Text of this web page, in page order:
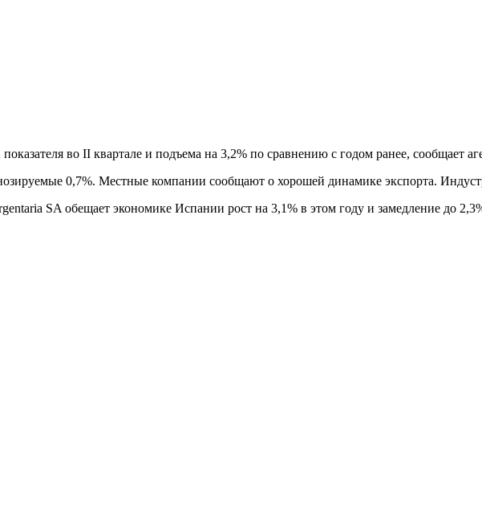
во ІІ квартале и подъема на 3,2% по сравнению с годом ранее, сообщает
0,7%. Местные компании сообщают о хорошей динамике экспорта.
SA обещает экономике Испании рост на 3,1% в этом году и замедление до